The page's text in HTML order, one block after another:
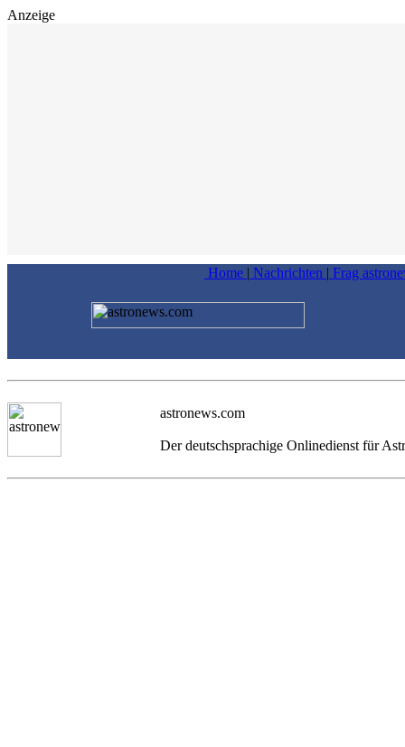
Anzeige
Home | Nachrichten | Frag
astronews.com
Der deutschsprachige Onlinedienst für